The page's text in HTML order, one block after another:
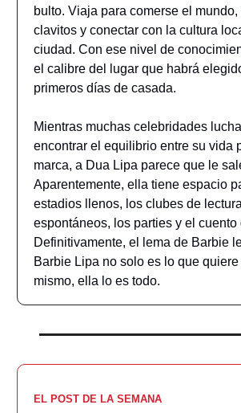
bulto. Viaja para comerse el
clavitos y conectar con la cultura
ciudad. Con ese nivel de
el calibre del lugar que habrá
primeros días de casada.
Mientras muchas celebridades
encontrar el equilibrio entre su vida
marca, a Dua Lipa parece que le
Aparentemente, ella tiene espacio
estadios llenos, los clubes de
espontáneos, los parties y el cuento
Definitivamente, el lema de Barbie
Barbie Lipa no solo es lo que quiere
mismo, ella lo es todo.
EL POST DE LA SEMANA